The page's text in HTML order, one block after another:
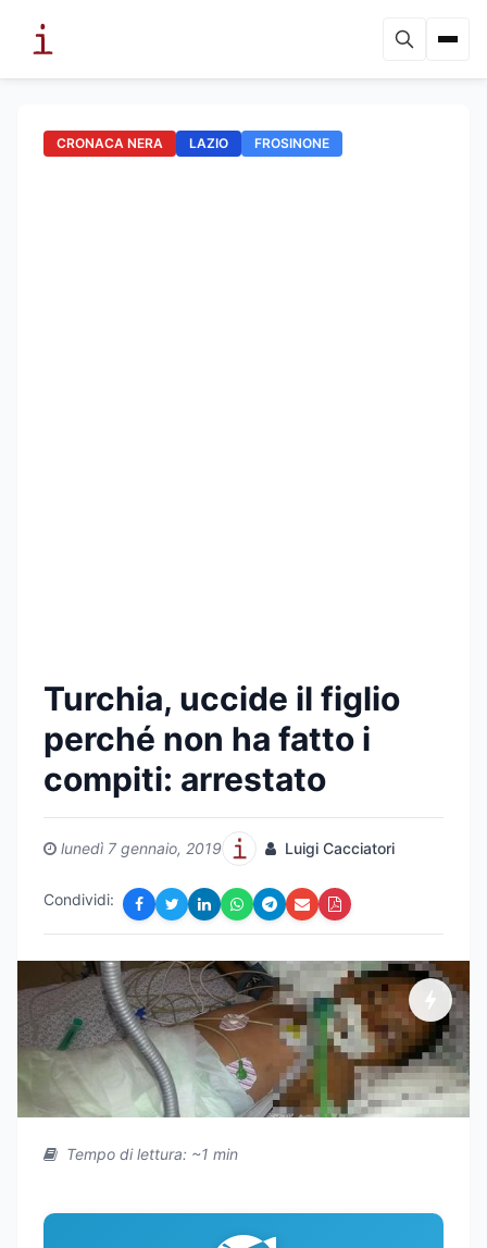
CRONACA NERA LAZIO FROSINONE
Turchia, uccide il figlio
perché non ha fatto i
compiti: arrestato
lunedì 7 gennaio, 2019 Luigi Cacciatori
Condividi:
Tempo di lettura: ~1 min